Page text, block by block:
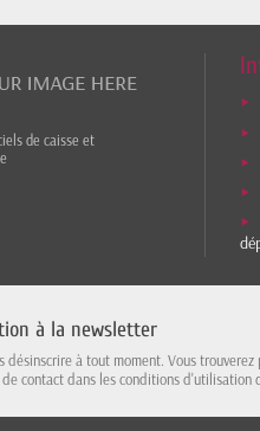
de caisse et
à la newsletter
désinscrire à tout moment. Vous trouverez
contact dans les conditions d'utilisation